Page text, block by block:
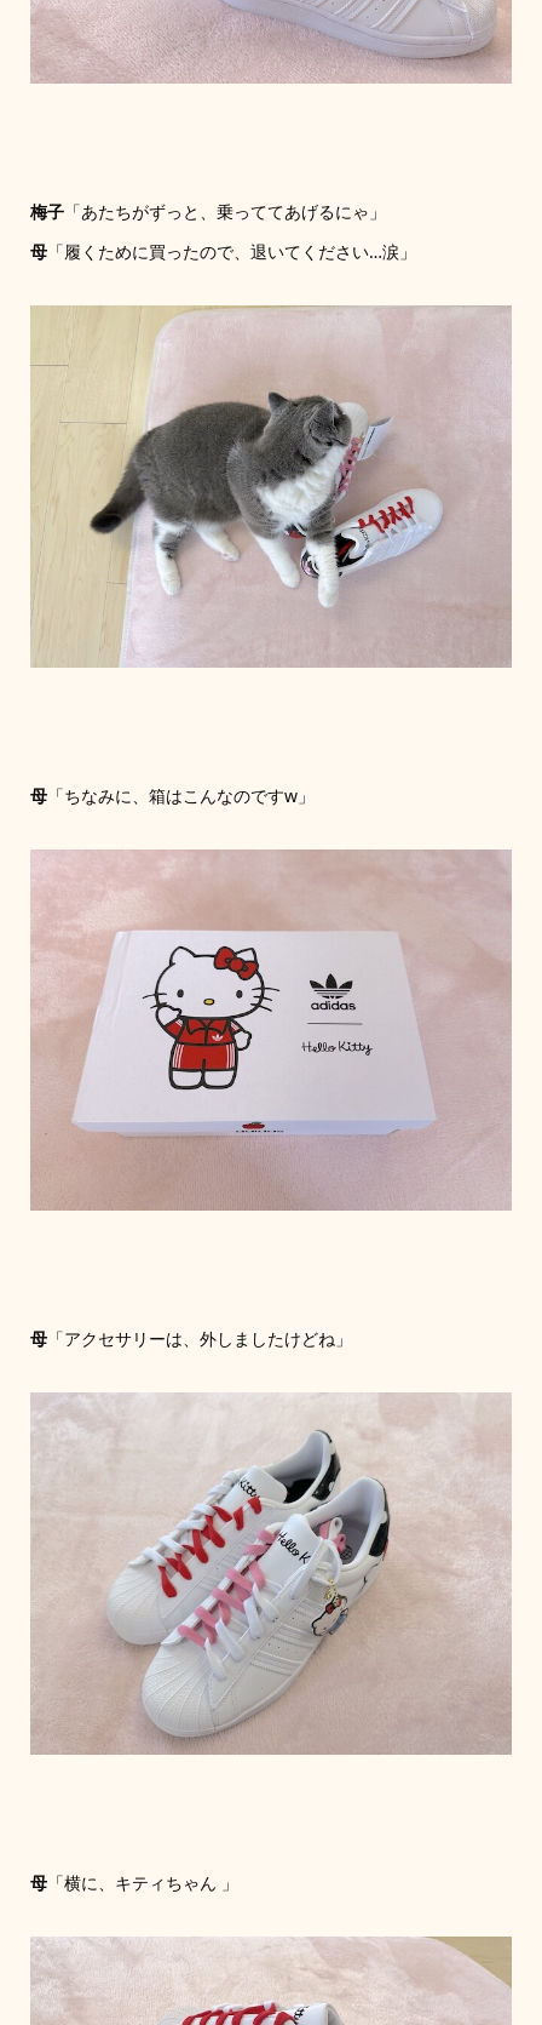
梅子「あたちがずっと、乗っててあげるにゃ」
母「履くために買ったので、退いてください…涙」
母「ちなみに、箱はこんなのですw」
母「アクセサリーは、外しましたけどね」
母「横に、キティちゃん 」